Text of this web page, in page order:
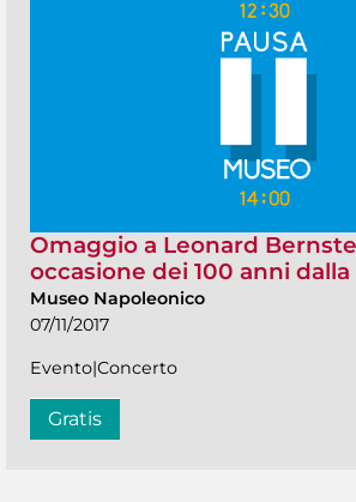
Omaggio a Leonard
occasione dei 100 anni
Museo Napoleonico
07/11/2017
Evento|Concerto
Gratis